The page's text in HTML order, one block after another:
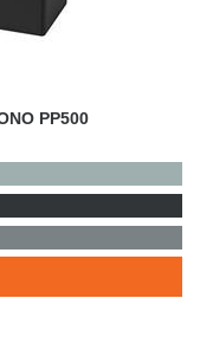
PP500